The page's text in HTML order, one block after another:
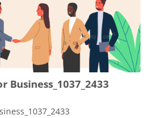
Business_1037_2433